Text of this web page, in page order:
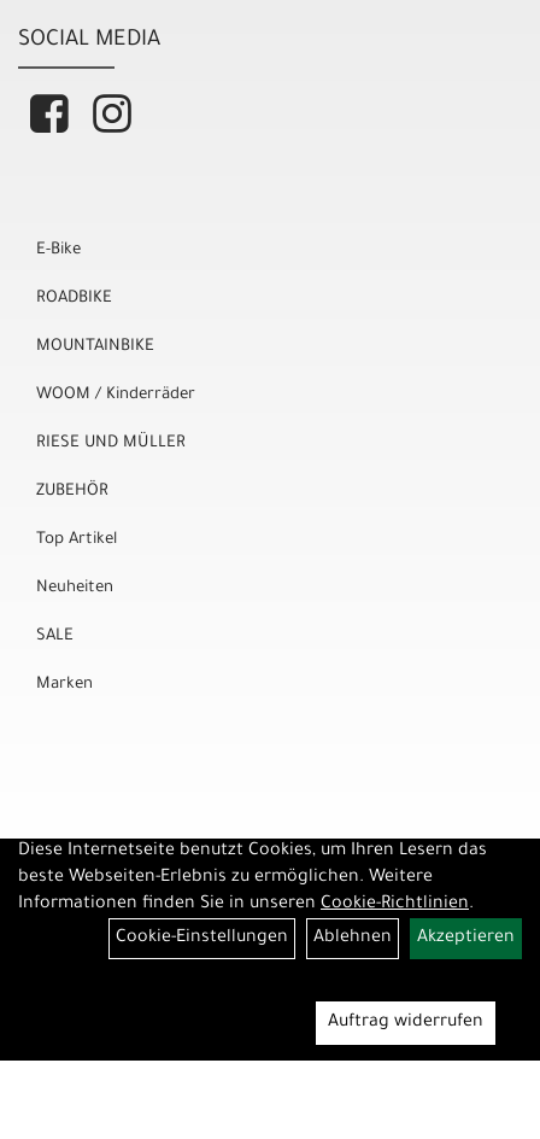
SOCIAL MEDIA
E-Bike
ROADBIKE
MOUNTAINBIKE
WOOM / Kinderräder
RIESE UND MÜLLER
ZUBEHÖR
Top Artikel
Neuheiten
SALE
Marken
Diese Internetseite benutzt Cookies, um Ihren Lesern das
beste Webseiten-Erlebnis zu ermöglichen. Weitere
Informationen finden Sie in unseren Cookie-Richtlinien.
Cookie-Einstellungen
Ablehnen Akzeptieren
Auftrag widerrufen